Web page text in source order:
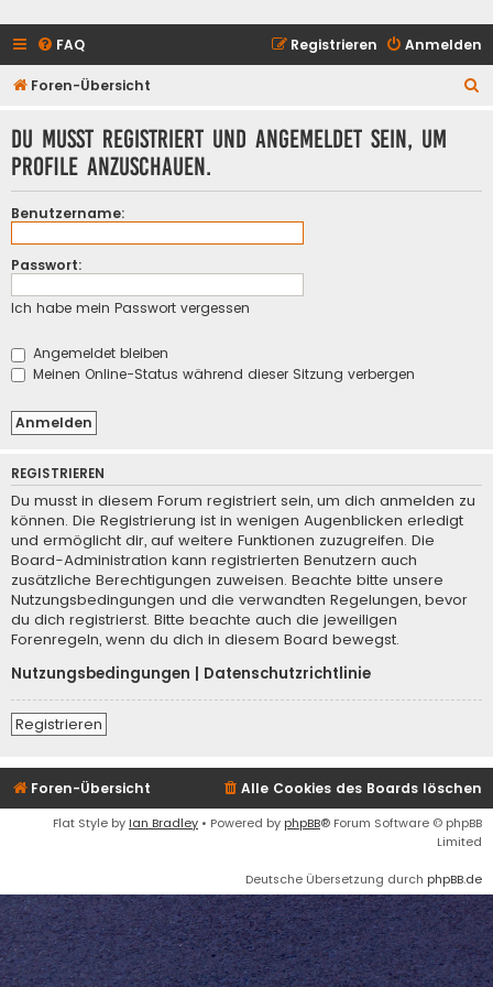
FAQ Anmelden
Registrieren
Foren-Übersicht
Du musst registriert und angemeldet sein, um
Profile anzuschauen.
Benutzername:
Passwort:
Ich habe mein Passwort vergessen
Angemeldet bleiben
Meinen Online-Status während dieser Sitzung verbergen
REGISTRIEREN
Du musst in diesem Forum registriert sein, um dich anmelden zu
können. Die Registrierung ist in wenigen Augenblicken erledigt
und ermöglicht dir, auf weitere Funktionen zuzugreifen. Die
Board-Administration kann registrierten Benutzern auch
zusätzliche Berechtigungen zuweisen. Beachte bitte unsere
Nutzungsbedingungen und die verwandten Regelungen, bevor
du dich registrierst. Bitte beachte auch die jeweiligen
Forenregeln, wenn du dich in diesem Board bewegst.
Nutzungsbedingungen
Datenschutzrichtlinie
Registrieren
Foren-Übersicht Alle Cookies des Boards löschen
Flat Style by Ian Bradley • Powered by phpBB® Forum Software © phpBB
Limited
Deutsche Übersetzung durch phpBB.de